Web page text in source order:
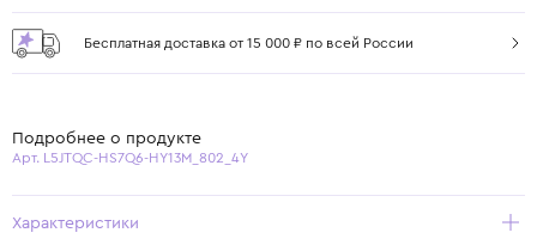
Бесплатная доставка от 15 000 ₽ по всей России
Подробнее о продукте
Арт. L5JTQC-HS7Q6-HY13M_802_4Y
Характеристики